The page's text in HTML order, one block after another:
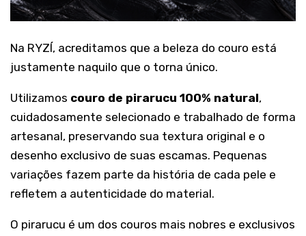
Na RYZÍ, acreditamos que a beleza do couro está
justamente naquilo que o torna único.
Utilizamos couro de pirarucu 100% natural,
cuidadosamente selecionado e trabalhado de forma
artesanal, preservando sua textura original e o
desenho exclusivo de suas escamas. Pequenas
variações fazem parte da história de cada pele e
refletem a autenticidade do material.
O pirarucu é um dos couros mais nobres e exclusivos